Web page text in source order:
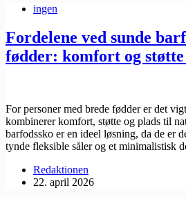
ingen
Fordelene ved sunde
fødder: komfort og støtte
For personer med brede fødder er det
kombinerer komfort, støtte og plads til
barfodssko er en ideel løsning, da de er
tynde fleksible såler og et minimalistisk
Redaktionen
22. april 2026